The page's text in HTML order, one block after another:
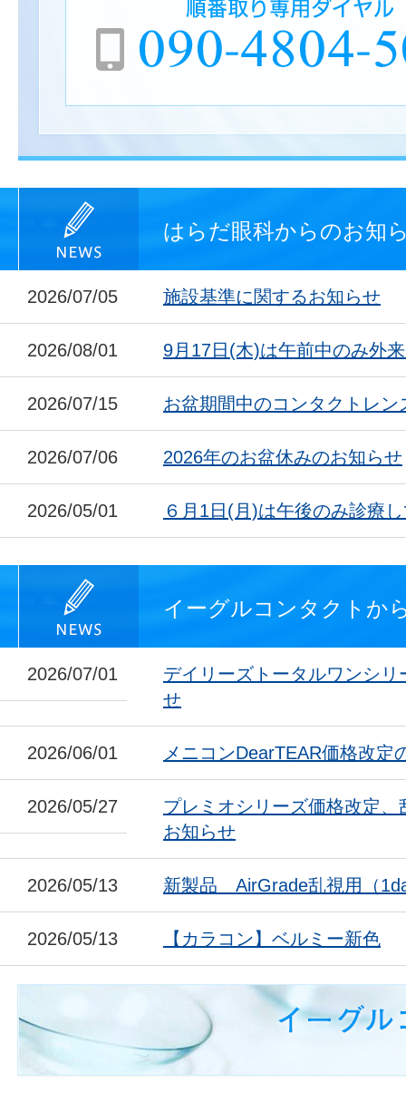
はらだ眼科からのお知
2026/07/05 施設基準に関するお知らせ
2026/08/01 9月17日(木)は午前中のみ外
2026/07/15 お盆期間中のコンタクトレン
2026/07/06 2026年のお盆休みのお知らせ
2026/05/01 ６月1日(月)は午後のみ診療
イーグルコンタクトか
2026/07/01
デイリーズトータルワンシ
せ
2026/06/01 メニコンDearTEAR価格改定
2026/05/27
プレミオシリーズ価格改定
お知らせ
2026/05/13 新製品 AirGrade乱視用（
2026/05/13 【カラコン】ベルミー新色